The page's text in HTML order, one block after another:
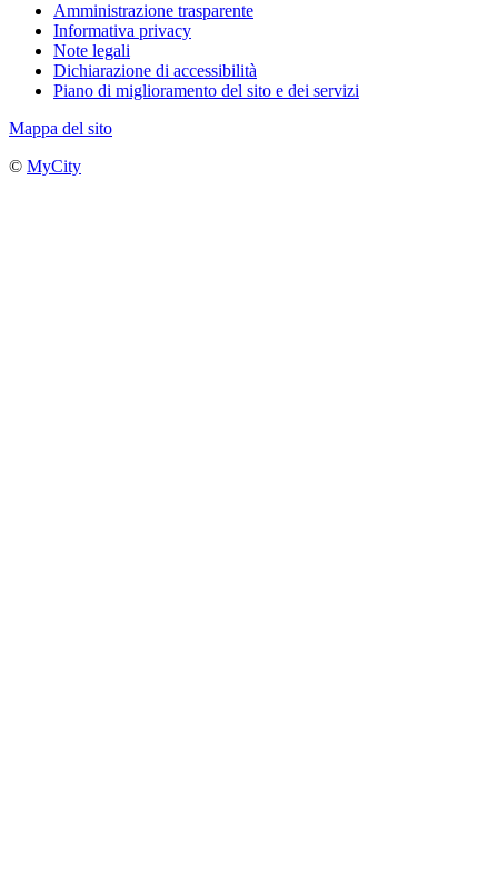
Amministrazione trasparente
Informativa privacy
Note legali
Dichiarazione di accessibilità
Piano di miglioramento del sito e dei servizi
Mappa del sito
© MyCity